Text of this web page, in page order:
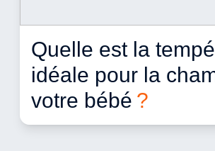
Quelle est la
idéale pour la
votre bébé ?